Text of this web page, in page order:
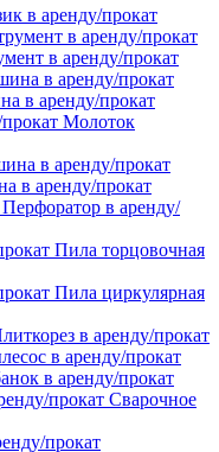
в аренду/прокат
в аренду/прокат
в аренду/прокат
Молоток
в аренду/прокат
Перфоратор в аренду/
Пила торцовочная
Пила циркулярная
в аренду/прокат
в аренду/прокат
в аренду/прокат
Сварочное